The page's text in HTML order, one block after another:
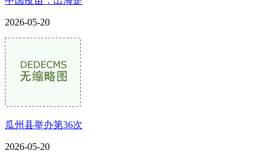
2026-05-20
瓜州县举办第36次
2026-05-20